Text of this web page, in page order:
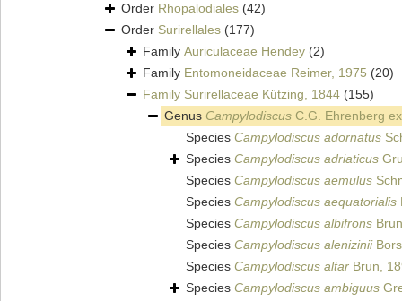
Order Rhopalodiales (42)
Order Surirellales (177)
Family Auriculaceae Hendey (2)
Family Entomoneidaceae Reimer, 1975 (20)
Family Surirellaceae Kützing, 1844 (155)
Genus Campylodiscus C.G. Ehrenberg
Species Campylodiscus adornatus
Species Campylodiscus adriaticus
Species Campylodiscus aemulus
Species Campylodiscus aequatorialis
Species Campylodiscus albifrons
Species Campylodiscus alenizinii
Species Campylodiscus altar Brun,
Species Campylodiscus ambiguus